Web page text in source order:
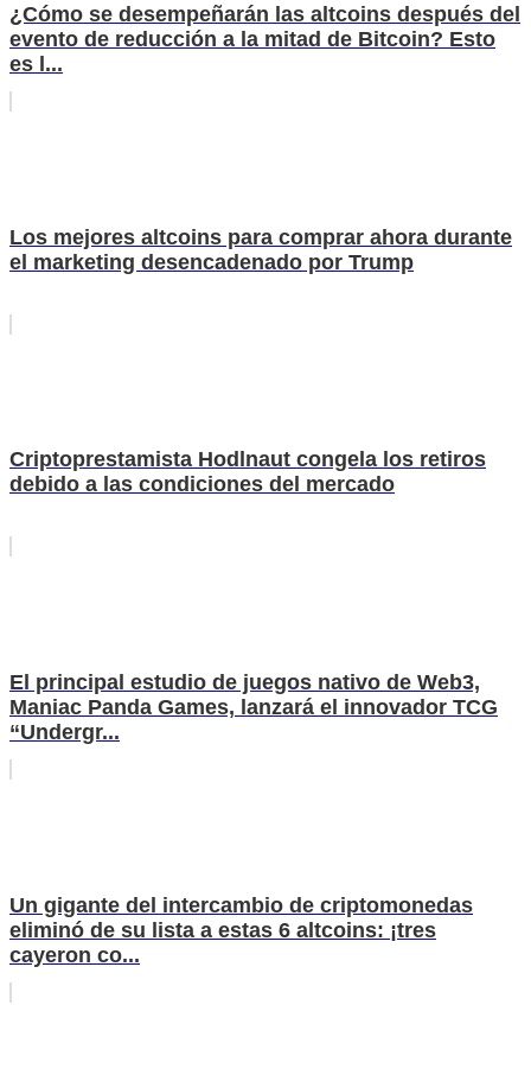
¿Cómo se desempeñarán las altcoins después del
evento de reducción a la mitad de Bitcoin? Esto
es l...
Los mejores altcoins para comprar ahora durante
el marketing desencadenado por Trump
Criptoprestamista Hodlnaut congela los retiros
debido a las condiciones del mercado
El principal estudio de juegos nativo de Web3,
Maniac Panda Games, lanzará el innovador TCG
“Undergr...
Un gigante del intercambio de criptomonedas
eliminó de su lista a estas 6 altcoins: ¡tres
cayeron co...